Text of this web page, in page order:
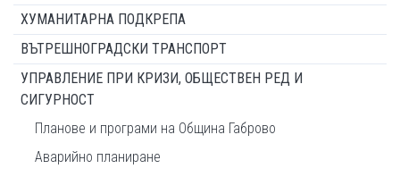
ХУМАНИТАРНА ПОДКРЕПА
ВЪТРЕШНОГРАДСКИ ТРАНСПОРТ
УПРАВЛЕНИЕ ПРИ КРИЗИ, ОБЩЕСТВЕН РЕД И
СИГУРНОСТ
Планове и програми на Община Габрово
Аварийно планиране